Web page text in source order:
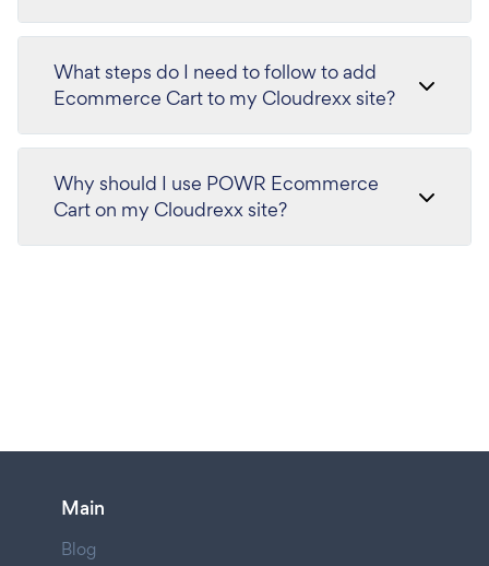
What steps do I need to follow to add
Ecommerce Cart to my Cloudrexx site?
Why should I use POWR Ecommerce
Cart on my Cloudrexx site?
Main
Blog